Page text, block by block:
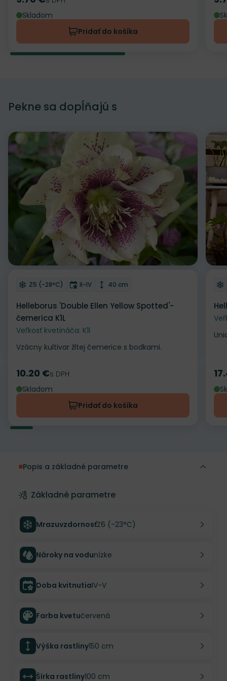
Skladom
Pridať do košíka
Pekne sa dopĺňajú s
Odober do zoznamu želaní
Mrazuvzdornosť
Z5 (-28°C) Doba kvitnutia
II-IV Výška rastliny
40 cm
Helleborus 'Double Ellen Yellow Spotted'-
čemerica K1L
Veľkosť kvetináča: K1l
Vzácny kultivar žltej čemerice s bodkami.
Cena
10.20 €s DPH
Skladom
Pridať do košíka
Popis a základné parametre
Základné parametre
MrazuvzdornosťZ6 (-23°C)
Nároky na vodunízke
Doba kvitnutiaIV-V
Farba kvetučervená
Výška rastliny150 cm
Šírka rastliny100 cm